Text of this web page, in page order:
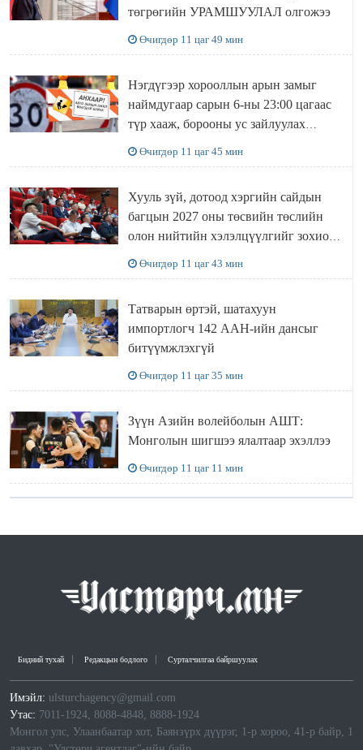
төгрөгийн УРАМШУУЛАЛ олгожээ
Өчигдөр 11 цаг 49 мин
Нэгдүгээр хорооллын арын замыг
наймдугаар сарын 6-ны 23:00 цагаас
түр хааж, борооны ус зайлуулах
Өчигдөр 11 цаг 45 мин
Хууль зүй, дотоод хэргийн сайдын
багцын 2027 оны төсвийн төслийн
олон нийтийн хэлэлцүүлгийг зохион
Өчигдөр 11 цаг 43 мин
Татварын өртэй, шатахуун
импортлогч 142 ААН-ийн дансыг
битүүмжлэхгүй
Өчигдөр 11 цаг 35 мин
Зүүн Азийн волейболын АШТ:
Монголын шигшээ ялалтаар эхэллээ
Өчигдөр 11 цаг 11 мин
Бидний тухай Редакцын бодлого Сурталчилгаа байршуулах
Имэйл: ulsturchagency@gmail.com
Утас: 7011-1924, 8088-4848, 8888-1924
Монгол улс, Улаанбаатар хот, Баянзүрх дүүрэг, 1-р хороо, 41-р байр, 1